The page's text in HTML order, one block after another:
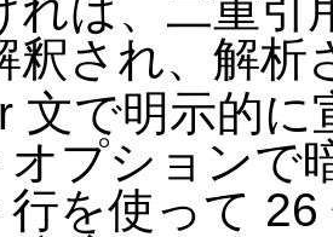
れば、二重引
釈され、解析
文で明示的
プションで
を使って